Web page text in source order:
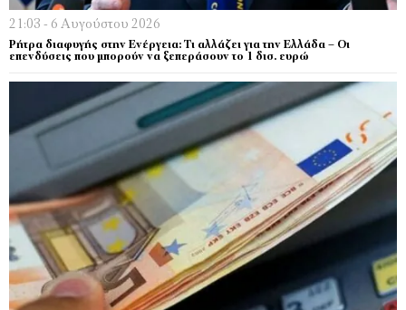
21:03 - 6 Αυγούστου 2026
Ρήτρα διαφυγής στην Ενέργεια: Τι αλλάζει για την Ελλάδα – Οι
επενδύσεις που μπορούν να ξεπεράσουν το 1 δισ. ευρώ